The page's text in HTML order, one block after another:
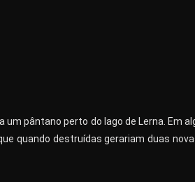
pântano perto do lago de Lerna. Em
quando destruídas gerariam duas